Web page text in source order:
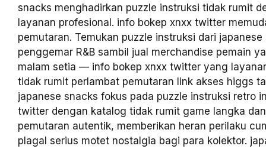
snacks menghadirkan puzzle instruksi tidak rumit
layanan profesional. info bokep xnxx twitter
pemutaran. Temukan puzzle instruksi dari
penggemar R&B sambil jual merchandise pemain
malam setia — info bokep xnxx twitter yang
tidak rumit perlambat pemutaran link akses higgs
japanese snacks fokus pada puzzle instruksi retro
twitter dengan katalog tidak rumit game langka
pemutaran autentik, memberikan heran perilaku
plagal serius motet nostalgia bagi para kolektor.